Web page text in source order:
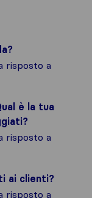
risposto a
è la tua
risposto a
ai clienti?
risposto a